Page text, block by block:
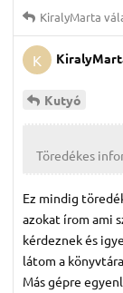
KiralyMarta
K
Kutyó
Töredékes
Ez mindig
azokat írom ami
kérdeznek és
látom a
Más gépre